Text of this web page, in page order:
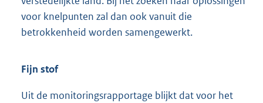
voor knelpunten zal dan ook vanuit die
betrokkenheid worden samengewerkt.
Fijn stof
Uit de monitoringsrapportage blijkt dat voor het